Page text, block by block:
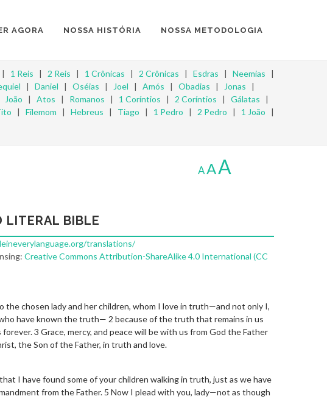
AGORA NOSSA HISTÓRIA NOSSA METODOLOGIA
| 1 Reis | 2 Reis | 1 Crônicas | 2 Crônicas | Esdras | Neemias |
| Daniel | Oséias | Joel | Amós | Obadias | Jonas |
João | Atos | Romanos | 1 Coríntios | 2 Coríntios | Gálatas |
| Filemom | Hebreus | Tiago | 1 Pedro | 2 Pedro | 1 João |
AAA
LITERAL BIBLE
translations/
Creative Commons Attribution-ShareAlike 4.0 International (CC
the chosen lady and her children, whom I love in truth—and not only I,
have known the truth— 2 because of the truth that remains in us
3 Grace, mercy, and peace will be with us from God the Father
the Son of the Father, in truth and love.
I have found some of your children walking in truth, just as we have
from the Father. 5 Now I plead with you, lady—not as though